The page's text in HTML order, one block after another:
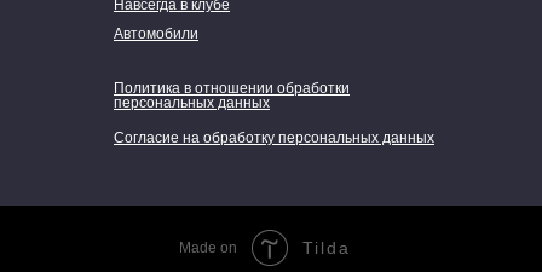
Навсегда в клубе
Политика в отношении обработки
персональных данных
Согласие на обработку персональных данных
Автомобили
Made on Tilda